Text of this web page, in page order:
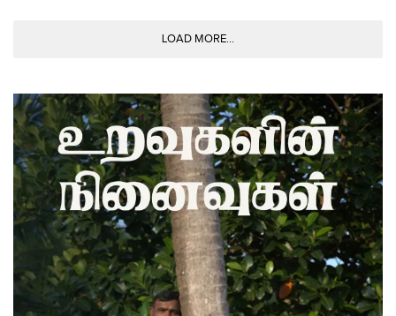
LOAD MORE...